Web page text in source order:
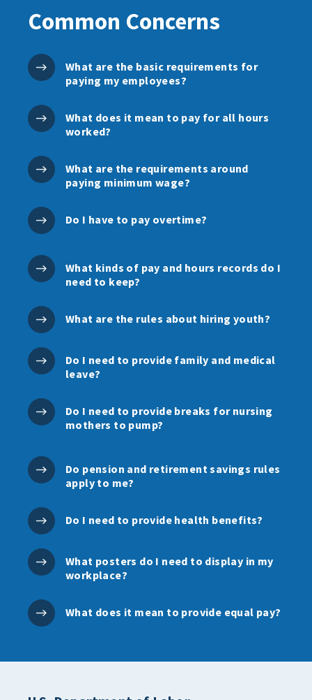
Common Concerns
What are the basic requirements for
paying my employees?
What does it mean to pay for all hours
worked?
What are the requirements around
paying minimum wage?
Do I have to pay overtime?
What kinds of pay and hours records do I
need to keep?
What are the rules about hiring youth?
Do I need to provide family and medical
leave?
Do I need to provide breaks for nursing
mothers to pump?
Do pension and retirement savings rules
apply to me?
Do I need to provide health benefits?
What posters do I need to display in my
workplace?
What does it mean to provide equal pay?